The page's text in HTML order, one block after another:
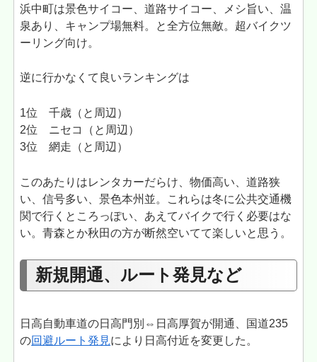
浜中町は景色サイコー、道路サイコー、メシ旨い、温
泉あり、キャンプ場無料。と全方位無敵。超バイクツ
ーリング向け。
逆に行かなくて良いランキングは
1位 千歳（と周辺）
2位 ニセコ（と周辺）
3位 網走（と周辺）
このあたりはレンタカーだらけ、物価高い、道路狭
い、信号多い、景色本州並。これらは冬に公共交通機
関で行くところっぽい、あえてバイクで行く必要はな
い。青森とか秋田の方が断然空いてて楽しいと思う。
新規開通、ルート発見など
日高自動車道の日高門別⇔日高厚賀が開通、国道235
の回避ルート発見により日高付近を変更した。